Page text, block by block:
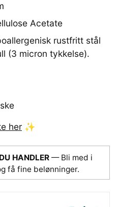
Acetate
rustfritt stål
(3 micron tykkelse).
her ✨
HANDLER — Bli med i
få fine belønninger.